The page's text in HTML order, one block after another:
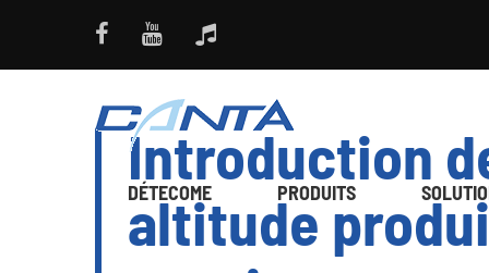
DÉTECOME PRODUITS
Introduction
altitude